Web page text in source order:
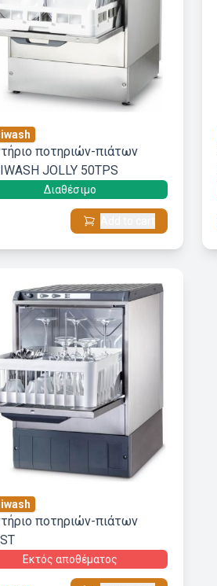
ποτηριών-πιάτων
JOLLY 50TPS
Διαθέσιμο
ποτηριών-πιάτων
Εκτός αποθέματος